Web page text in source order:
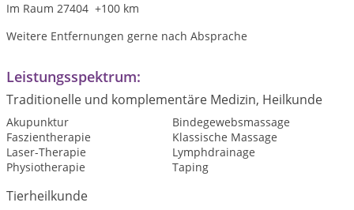
Im Raum 27404 +100 km
Weitere Entfernungen gerne nach Absprache
Leistungsspektrum:
Traditionelle und komplementäre Medizin, Heilkunde
Akupunktur
Bindegewebsmassage
Faszientherapie
Klassische Massage
Laser-Therapie
Lymphdrainage
Physiotherapie
Taping
Tierheilkunde